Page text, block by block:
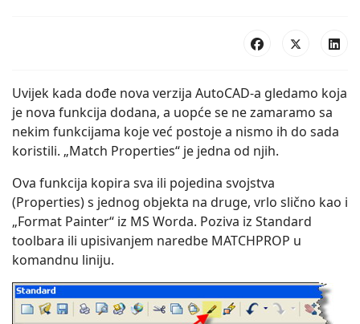
Uvijek kada dođe nova verzija AutoCAD-a gledamo koja
je nova funkcija dodana, a uopće se ne zamaramo sa
nekim funkcijama koje već postoje a nismo ih do sada
koristili. „Match Properties“ je jedna od njih.
Ova funkcija kopira sva ili pojedina svojstva
(Properties) s jednog objekta na druge, vrlo slično kao i
„Format Painter“ iz MS Worda. Poziva iz Standard
toolbara ili upisivanjem naredbe MATCHPROP u
komandnu liniju.